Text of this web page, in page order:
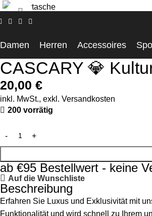
Damen Herren Accessoires
Click to enlarge
CASCARY 💎
20,00 €
inkl. MwSt., exkl. Versandkosten
200 vorrätig
ab €95 Bestellwert - keine
Auf die Wunschliste
Beschreibung
Erfahren Sie Luxus und Exklusivität mit
Funktionalität und wird schnell zu Ihrem